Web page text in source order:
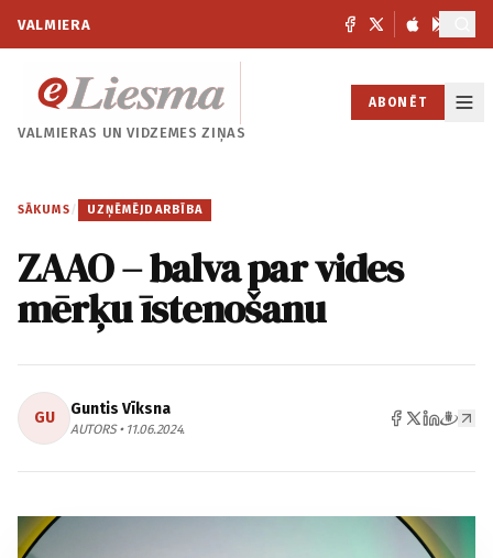
VALMIERA
VALMIERAS UNVIDZEMES ZIŅAS
ABONĒT
SĀKUMS / UZŅĒMĒJDARBĪBA
ZAAO – balva par vides
mērķu īstenošanu
GU Guntis Vīksna
AUTORS • 11.06.2024.